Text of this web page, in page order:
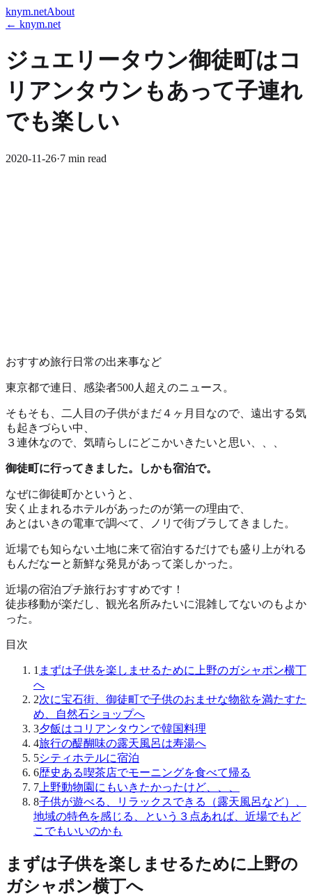
knym.netAbout
← knym.net
ジュエリータウン御徒町はコ
リアンタウンもあって子連れ
でも楽しい
2020-11-26·7 min read
おすすめ旅行日常の出来事など
東京都で連日、感染者500人超えのニュース。
そもそも、二人目の子供がまだ４ヶ月目なので、遠出する気
も起きづらい中、
３連休なので、気晴らしにどこかいきたいと思い、、、
御徒町に行ってきました。しかも宿泊で。
なぜに御徒町かというと、
安く止まれるホテルがあったのが第一の理由で、
あとはいきの電車で調べて、ノリで街ブラしてきました。
近場でも知らない土地に来て宿泊するだけでも盛り上がれる
もんだなーと新鮮な発見があって楽しかった。
近場の宿泊プチ旅行おすすめです！
徒歩移動が楽だし、観光名所みたいに混雑してないのもよか
った。
目次
1 まずは子供を楽しませるために上野のガシャポン横丁
へ
2次に宝石街、御徒町で子供のおませな物欲を満たすた
め、自然石ショップへ
3夕飯はコリアンタウンで韓国料理
4旅行の醍醐味の露天風呂は寿湯へ
5シティホテルに宿泊
6歴史ある喫茶店でモーニングを食べて帰る
7 上野動物園にもいきたかったけど、、、
8子供が遊べる、リラックスできる（露天風呂など）、
地域の特色を感じる、という３点あれば、近場でもど
こでもいいのかも
まずは子供を楽しませるために上野の
ガシャポン横丁へ